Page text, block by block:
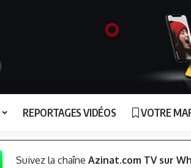
REPORTAGES VIDÉOS VOTRE
Suivez la chaîne Azinat.com TV sur